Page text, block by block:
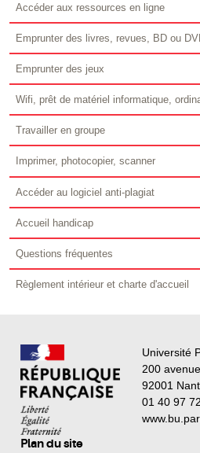
Accéder aux ressources en ligne
Emprunter des livres, revues, BD ou
Emprunter des jeux
Wifi, prêt de matériel informatique,
Travailler en groupe
Imprimer, photocopier, scanner
Accéder au logiciel anti-plagiat
Accueil handicap
Questions fréquentes
Règlement intérieur et charte d'accueil
Université
200
92001
01 40 97
Plan du site